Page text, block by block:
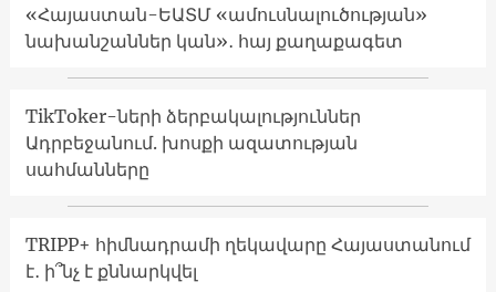
«Հայաստան-ԵԱՏՄ «ամուսնալուծության»
նախանշաններ կան»․ հայ քաղաքագետ
TikToker-ների ձերբակալություններ
Ադրբեջանում. խոսքի ազատության
սահմանները
TRIPP+ հիմնադրամի ղեկավարը Հայաստանում
է․ ի՞նչ է քննարկվել